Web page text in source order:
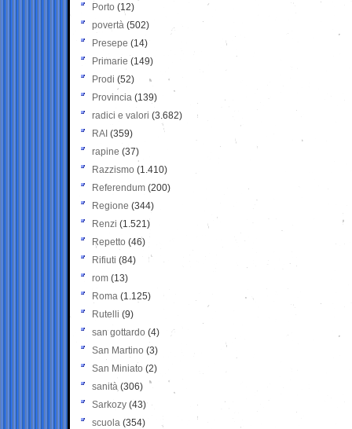
Porto (12)
povertà (502)
Presepe (14)
Primarie (149)
Prodi (52)
Provincia (139)
radici e valori (3.682)
RAI (359)
rapine (37)
Razzismo (1.410)
Referendum (200)
Regione (344)
Renzi (1.521)
Repetto (46)
Rifiuti (84)
rom (13)
Roma (1.125)
Rutelli (9)
san gottardo (4)
San Martino (3)
San Miniato (2)
sanità (306)
Sarkozy (43)
scuola (354)